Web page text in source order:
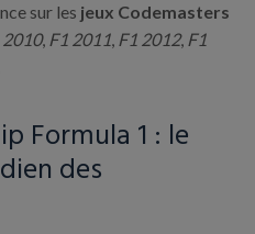
sur les jeux Codemasters
2010, F1 2011, F1 2012, F1
Formula 1 : le
des